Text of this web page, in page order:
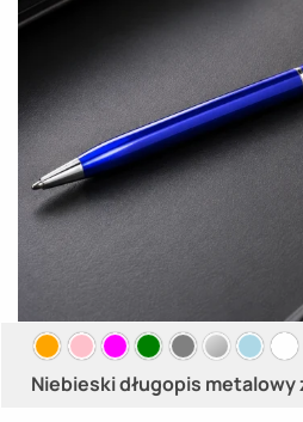
Niebieski długopis